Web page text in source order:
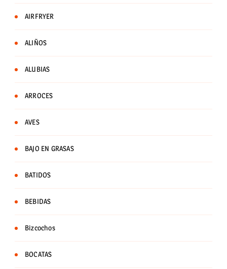
AIRFRYER
ALIÑOS
ALUBIAS
ARROCES
AVES
BAJO EN GRASAS
BATIDOS
BEBIDAS
Bizcochos
BOCATAS